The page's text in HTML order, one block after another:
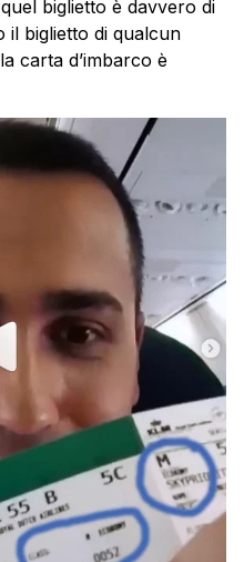
biglietto è davvero di
il biglietto di qualcun
carta d’imbarco è